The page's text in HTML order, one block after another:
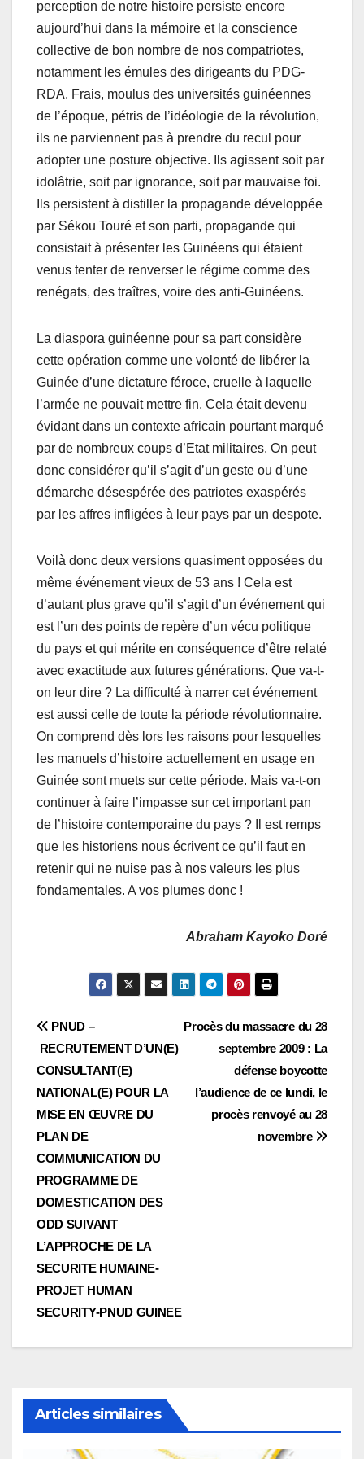
perception de notre histoire persiste encore
aujourd’hui dans la mémoire et la conscience
collective de bon nombre de nos compatriotes,
notamment les émules des dirigeants du PDG-
RDA. Frais, moulus des universités guinéennes
de l’époque, pétris de l’idéologie de la révolution,
ils ne parviennent pas à prendre du recul pour
adopter une posture objective. Ils agissent soit par
idolâtrie, soit par ignorance, soit par mauvaise foi.
Ils persistent à distiller la propagande développée
par Sékou Touré et son parti, propagande qui
consistait à présenter les Guinéens qui étaient
venus tenter de renverser le régime comme des
renégats, des traîtres, voire des anti-Guinéens.
La diaspora guinéenne pour sa part considère
cette opération comme une volonté de libérer la
Guinée d’une dictature féroce, cruelle à laquelle
l’armée ne pouvait mettre fin. Cela était devenu
évidant dans un contexte africain pourtant marqué
par de nombreux coups d’Etat militaires. On peut
donc considérer qu’il s’agit d’un geste ou d’une
démarche désespérée des patriotes exaspérés
par les affres infligées à leur pays par un despote.
Voilà donc deux versions quasiment opposées du
même événement vieux de 53 ans ! Cela est
d’autant plus grave qu’il s’agit d’un événement qui
est l’un des points de repère d’un vécu politique
du pays et qui mérite en conséquence d’être relaté
avec exactitude aux futures générations. Que va-t-
on leur dire ? La difficulté à narrer cet événement
est aussi celle de toute la période révolutionnaire.
On comprend dès lors les raisons pour lesquelles
les manuels d’histoire actuellement en usage en
Guinée sont muets sur cette période. Mais va-t-on
continuer à faire l’impasse sur cet important pan
de l’histoire contemporaine du pays ? Il est remps
que les historiens nous écrivent ce qu’il faut en
retenir qui ne nuise pas à nos valeurs les plus
fondamentales. A vos plumes donc !
Abraham Kayoko Doré
Navigation
de
l’article
Procès du massacre du 28
septembre 2009 : La
défense boycotte
l’audience de ce lundi, le
procès renvoyé au 28
novembre
PNUD –
RECRUTEMENT D’UN(E)
CONSULTANT(E)
NATIONAL(E) POUR LA
MISE EN ŒUVRE DU
PLAN DE
COMMUNICATION DU
PROGRAMME DE
DOMESTICATION DES
ODD SUIVANT
L’APPROCHE DE LA
SECURITE HUMAINE-
PROJET HUMAN
SECURITY-PNUD GUINEE
Articles similaires